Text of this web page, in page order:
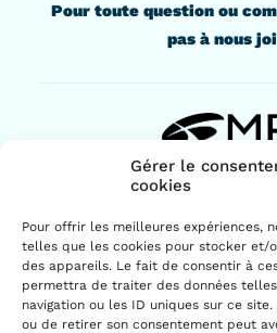
Gérer le
cookies
Pour offrir les meilleures expériences,
telles que les cookies pour stocker et/
des appareils. Le fait de consentir à
permettra de traiter des données
navigation ou les ID uniques sur ce
ou de retirer son consentement peut
Pour toute question ou
pas à nous
Drummondville
819 477-